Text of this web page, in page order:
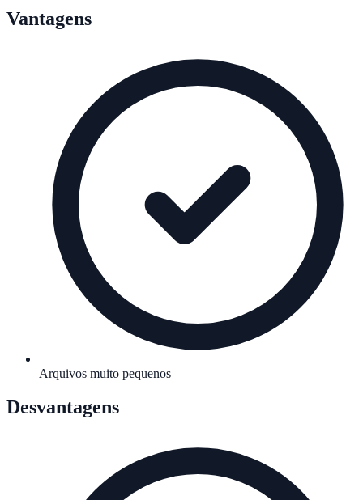
Vantagens
Arquivos muito pequenos
Desvantagens